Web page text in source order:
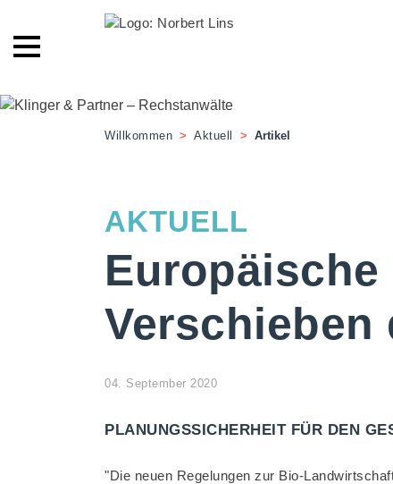
Willkommen > Aktuell > Artikel
AKTUELL
Verschieben
04. September 2020
PLANUNGSSICHERHEIT FÜR DEN
"Die neuen Regelungen zur Bio-